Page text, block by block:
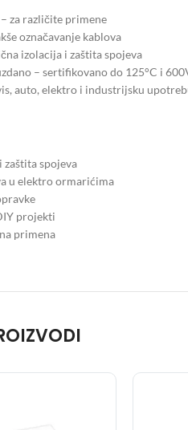
za različite primene
označavanje kablova
izolacija i zaštita spojeva
– sertifikovano do 125°C i
auto, elektro i industrijsku
zaštita spojeva
u elektro ormarićima
projekti
primena